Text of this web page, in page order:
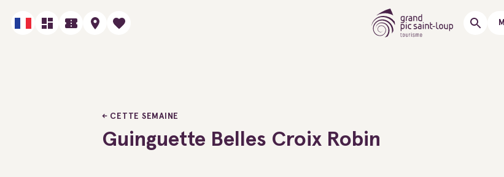
CETTE SEMAINE
Guinguette Belles Croix Robin